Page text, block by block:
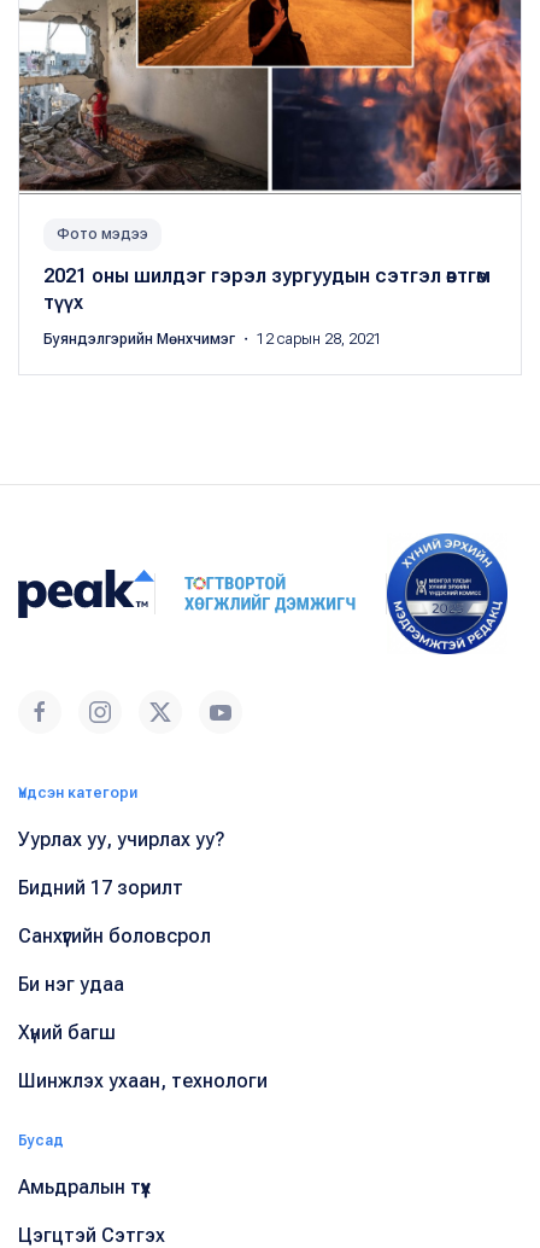
Фото мэдээ
2021 оны шилдэг гэрэл зургуудын сэтгэл өвтгөм
түүх
Буяндэлгэрийн Мөнхчимэг ・ 12 сарын 28, 2021
Үндсэн категори
Уурлах уу, учирлах уу?
Бидний 17 зорилт
Санхүүгийн боловсрол
Би нэг удаа
Хүний багш
Шинжлэх ухаан, технологи
Бусад
Амьдралын түүх
Цэгцтэй Сэтгэх